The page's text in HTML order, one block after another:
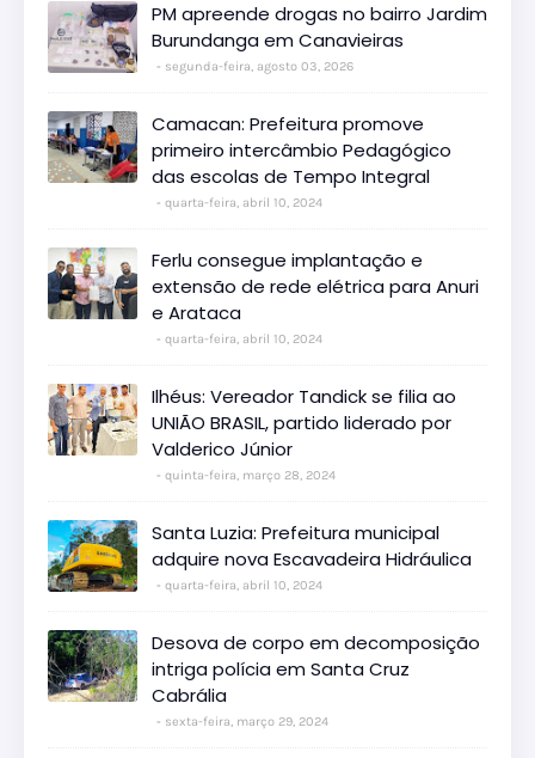
PM apreende drogas no bairro Jardim
Burundanga em Canavieiras
segunda-feira, agosto 03, 2026
Camacan: Prefeitura promove
primeiro intercâmbio Pedagógico
das escolas de Tempo Integral
quarta-feira, abril 10, 2024
Ferlu consegue implantação e
extensão de rede elétrica para Anuri
e Arataca
quarta-feira, abril 10, 2024
Ilhéus: Vereador Tandick se filia ao
UNIÃO BRASIL, partido liderado por
Valderico Júnior
quinta-feira, março 28, 2024
Santa Luzia: Prefeitura municipal
adquire nova Escavadeira Hidráulica
quarta-feira, abril 10, 2024
Desova de corpo em decomposição
intriga polícia em Santa Cruz
Cabrália
sexta-feira, março 29, 2024